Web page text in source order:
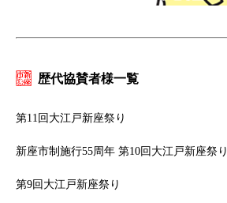
歴代協賛者様一覧
第11回大江戸新座祭り
新座市制施行55周年 第10回大江戸新座祭り
第9回大江戸新座祭り